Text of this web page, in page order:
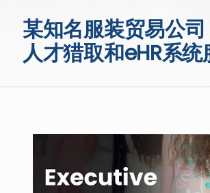
某知名服装贸易公
人才猎取和eHR系统